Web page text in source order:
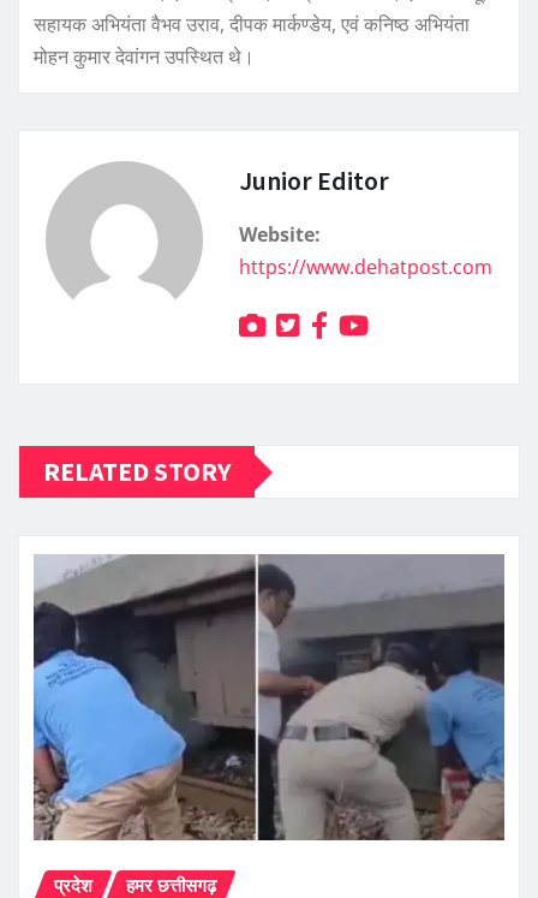
सहायक अभियंता वैभव उराव, दीपक मार्कण्डेय, एवं कनिष्ठ अभियंता
मोहन कुमार देवांगन उपस्थित थे।
Junior Editor
Website:
https://www.dehatpost.com
RELATED STORY
प्रदेश हमर छत्तीसगढ़